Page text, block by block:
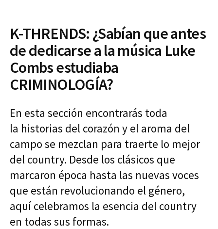
K-THRENDS: ¿Sabían que antes
de dedicarse a la música Luke
Combs estudiaba
CRIMINOLOGÍA?
En esta sección encontrarás toda
la historias del corazón y el aroma del
campo se mezclan para traerte lo mejor
del country. Desde los clásicos que
marcaron época hasta las nuevas voces
que están revolucionando el género,
aquí celebramos la esencia del country
en todas sus formas.